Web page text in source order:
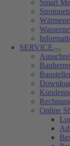
Smart
SERVICE
Online